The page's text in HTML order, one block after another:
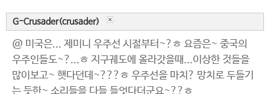
G-Crusader(crusader)
@ 미국은... 제미니 우주선 시절부터~?ㅎ 요즘은~ 중국의
우주인들도~?...ㅎ 지구궤도에 올라갓을때...이상한 것들을
많이보고~ 햇다던데~???ㅎ 우주선을 마치? 망치로 두들기
는 듯한~ 소리들을 다들 들엇다더군요~??ㅎ